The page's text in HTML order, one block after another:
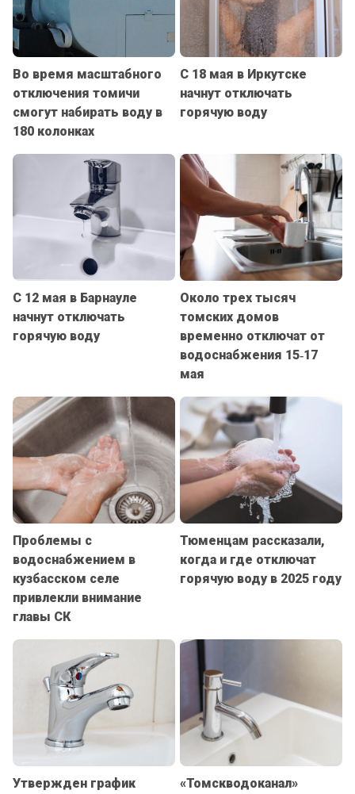
Во время масштабного
отключения томичи
смогут набирать воду в
180 колонках
С 18 мая в Иркутске
начнут отключать
горячую воду
С 12 мая в Барнауле
начнут отключать
горячую воду
Около трех тысяч
томских домов
временно отключат от
водоснабжения 15‑17
мая
Проблемы с
водоснабжением в
кузбасском селе
привлекли внимание
главы СК
Тюменцам рассказали,
когда и где отключат
горячую воду в 2025 году
Утвержден график «Томскводоканал»